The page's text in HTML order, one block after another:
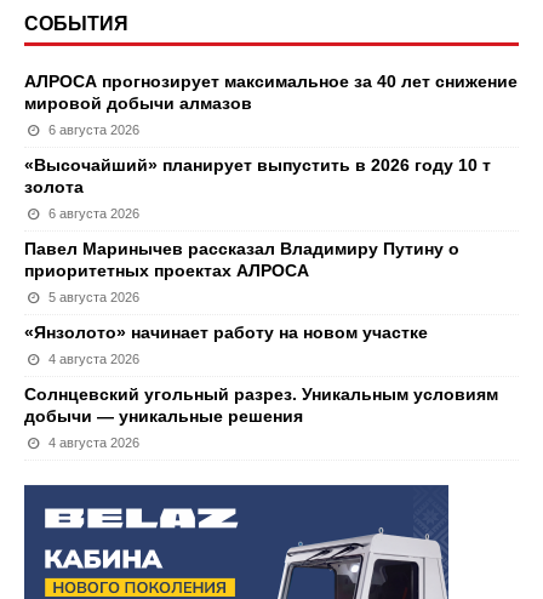
СОБЫТИЯ
АЛРОСА прогнозирует максимальное за 40 лет снижение
мировой добычи алмазов
6 августа 2026
«Высочайший» планирует выпустить в 2026 году 10 т
золота
6 августа 2026
Павел Маринычев рассказал Владимиру Путину о
приоритетных проектах АЛРОСА
5 августа 2026
«Янзолото» начинает работу на новом участке
4 августа 2026
Солнцевский угольный разрез. Уникальным условиям
добычи — уникальные решения
4 августа 2026